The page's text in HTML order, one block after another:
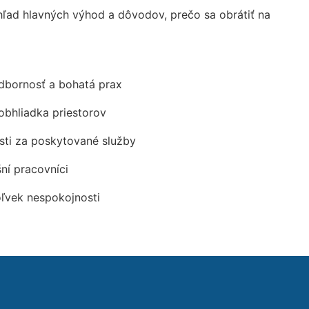
hlavných výhod a dôvodov, prečo sa obrátiť na
a bohatá prax
priestorov
za poskytované služby
pracovníci
nespokojnosti